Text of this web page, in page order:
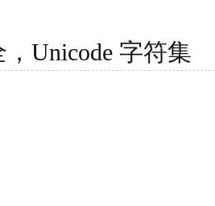
Unicode 字符集